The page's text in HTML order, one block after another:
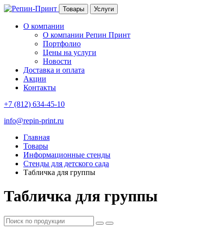
Товары Услуги
О компании
О компании Репин Принт
Портфолио
Цены на услуги
Новости
Доставка и оплата
Акции
Контакты
+7 (812) 634-45-10
info@repin-print.ru
Главная
Товары
Информационные стенды
Стенды для детского сада
Табличка для группы
Табличка для группы